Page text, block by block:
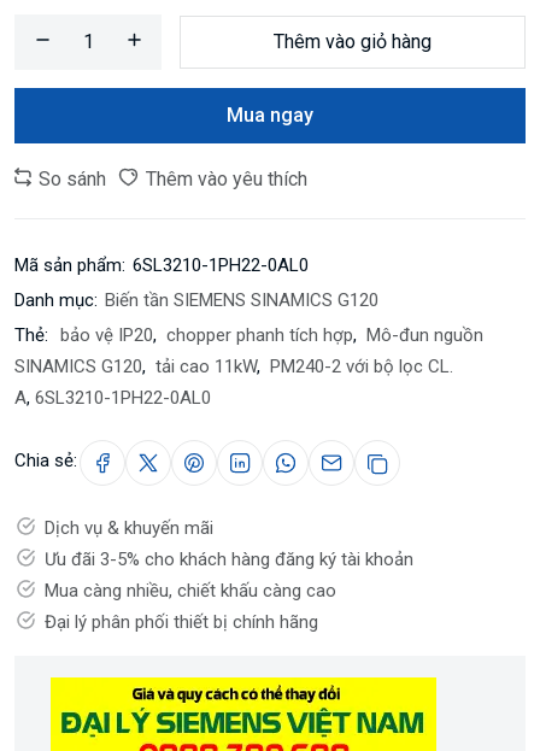
Thêm vào giỏ hàng
Mua ngay
So sánh Thêm vào yêu thích
Mã sản phẩm: 6SL3210-1PH22-0AL0
Danh mục: Biến tần SIEMENS SINAMICS G120
Thẻ:
bảo vệ IP20, chopper phanh tích hợp, Mô-đun nguồn
SINAMICS G120, tải cao 11kW, PM240-2 với bộ lọc CL.
A, 6SL3210-1PH22-0AL0
Chia sẻ:
Dịch vụ & khuyến mãi
Ưu đãi 3-5% cho khách hàng đăng ký tài khoản
Mua càng nhiều, chiết khấu càng cao
Đại lý phân phối thiết bị chính hãng